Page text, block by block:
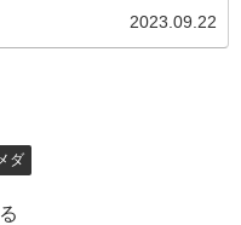
2023.09.22
ダ